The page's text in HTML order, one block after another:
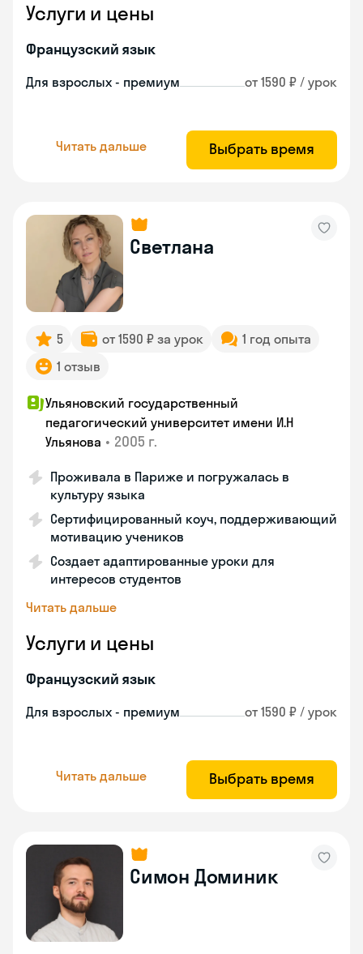
Услуги и цены
Французский язык
Для взрослых - премиум от 1590 ₽ / урок
Читать дальше Выбрать время
Светлана
5 от 1590 ₽ за урок
1 год опыта
1 отзыв
Ульяновский государственный
педагогический университет имени И.Н
Ульянова • 2005 г.
Проживала в Париже и погружалась в
культуру языка
Сертифицированный коуч, поддерживающий
мотивацию учеников
Создает адаптированные уроки для
интересов студентов
Читать дальше
Услуги и цены
Французский язык
Для взрослых - премиум от 1590 ₽ / урок
Читать дальше Выбрать время
Симон Доминик